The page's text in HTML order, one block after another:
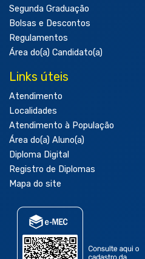
Segunda Graduação
Bolsas e Descontos
Regulamentos
Área do(a) Candidato(a)
Links úteis
Atendimento
Localidades
Atendimento à População
Área do(a) Aluno(a)
Diploma Digital
Registro de Diplomas
Mapa do site